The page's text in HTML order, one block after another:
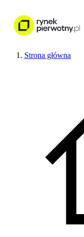
Strona główna